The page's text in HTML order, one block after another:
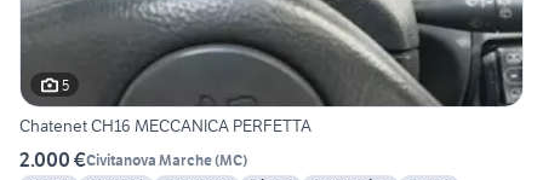
5
Chatenet CH16 MECCANICA PERFETTA
2.000 €Civitanova Marche(MC)